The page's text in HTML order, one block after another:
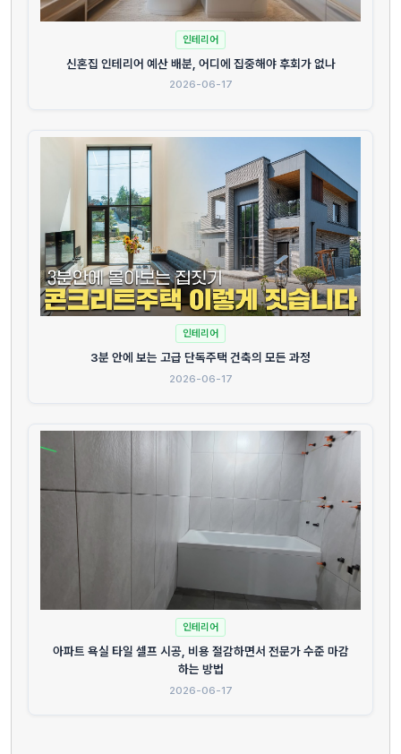
인테리어
신혼집 인테리어 예산 배분, 어디에 집중해야 후회가 없나
2026-06-17
인테리어
3분 안에 보는 고급 단독주택 건축의 모든 과정
2026-06-17
인테리어
아파트 욕실 타일 셀프 시공, 비용 절감하면서 전문가 수준 마감
하는 방법
2026-06-17